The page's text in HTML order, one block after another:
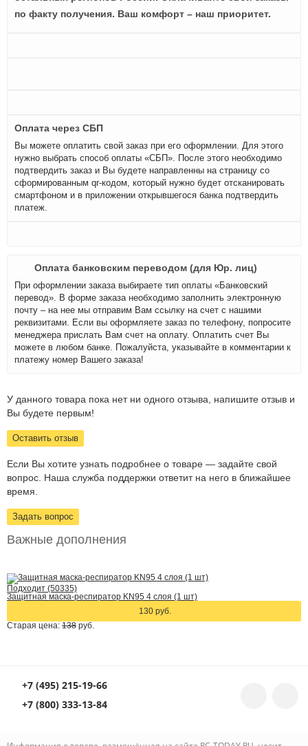
по факту получения. Ваш комфорт – наш приоритет.
Оплата через СБП
Вы можете оплатить свой заказ при его оформлении. Для этого
нужно выбрать способ оплаты «СБП». После этого необходимо
подтвердить заказ и Вы будете направленны на страницу со
сформированным qr-кодом, который нужно будет отсканировать
смартфоном и в приложении открывшегося банка подтвердить
платеж.
Оплата банковским переводом (для Юр. лиц)
При оформлении заказа выбираете тип оплаты «Банковский
перевод». В форме заказа необходимо заполнить электронную
почту – на нее мы отправим Вам ссылку на счет с нашими
реквизитами. Если вы оформляете заказ по телефону, попросите
менеджера прислать Вам счет на оплату. Оплатить счет Вы
можете в любом банке. Пожалуйста, указывайте в комментарии к
платежу номер Вашего заказа!
У данного товара пока нет ни одного отзыва, напишите отзыв и
Вы будете первым!
Оставить отзыв
Если Вы хотите узнать подробнее о товаре — задайте свой
вопрос. Наша служба поддержки ответит на него в ближайшее
время.
Задать вопрос
Важные дополнения
Подходит (50335)
Защитная маска-респиратор KN95 4 слоя (1 шт)
130 руб.
Старая цена: 138 руб.
+7 (495) 215-19-66
+7 (800) 333-13-84